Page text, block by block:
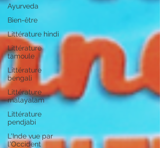
Ayurveda
Bien-être
Littérature hindi
Littérature
tamoule
Littérature
bengali
Littérature
malayalam
Littérature
pendjabi
L'Inde vue par
l'Occident